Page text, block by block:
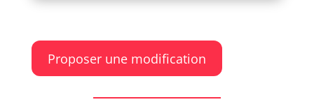
Proposer une modification